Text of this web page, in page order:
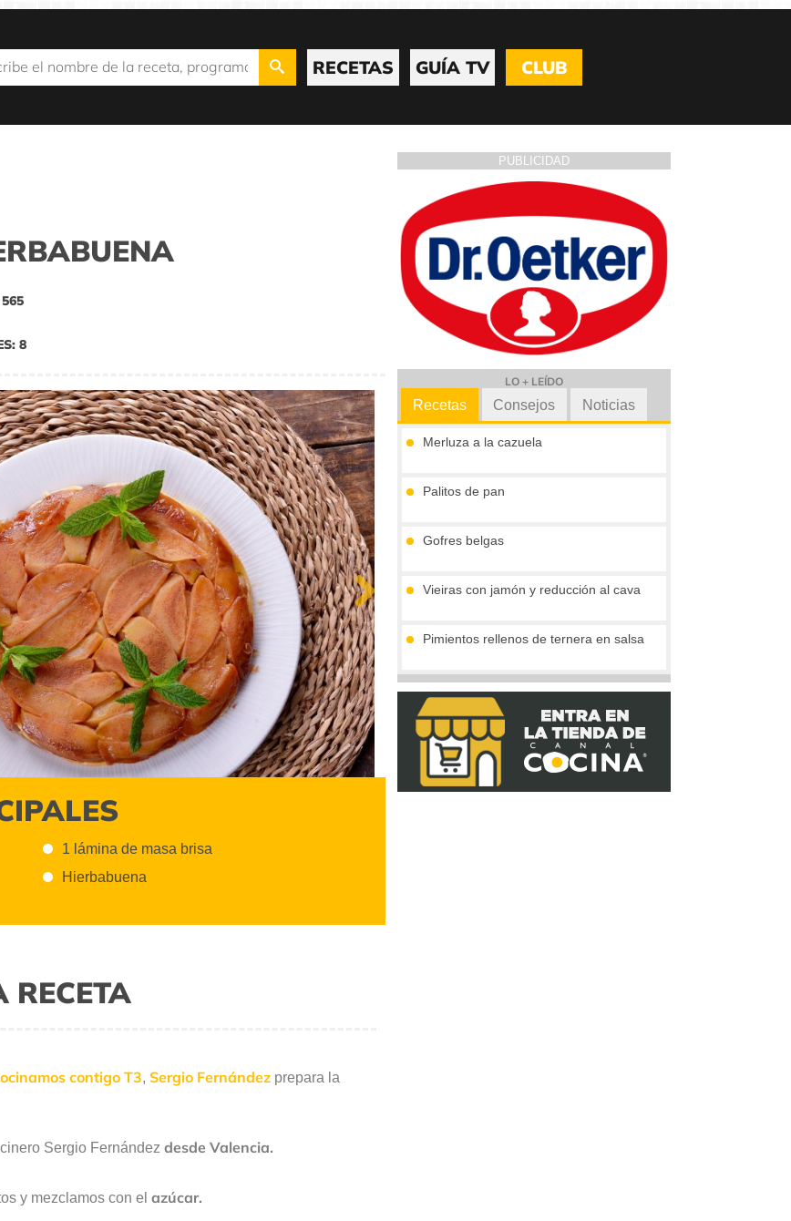
RECETAS GUÍA TV CLUB
8
Next
1 lámina de masa brisa
Hierbabuena
RECETA
contigo T3, Sergio Fernández prepara la
Sergio Fernández desde Valencia.
y mezclamos con el azúcar.
PUBLICIDAD
LO + LEÍDO
Recetas
Merluza a la cazuela
Palitos de pan
Gofres belgas
Vieiras con jamón y reducción al cava
Pimientos rellenos de ternera en salsa
Marmita julius
Consejos Noticias